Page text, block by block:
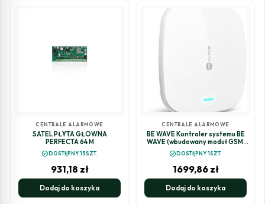
CENTRALE ALARMOWE
SATEL PŁYTA GŁÓWNA
PERFECTA 64 M
check_circleDOSTĘPNY 15SZT.
931,18 zł
Dodaj do koszyka
CENTRALE ALARMOWE
BE WAVE Kontroler systemu BE
WAVE (wbudowany moduł GSM,
zasilanie 9-28 V DC) Smart HUB
Plus LV
check_circleDOSTĘPNY 1SZT.
1699,86 zł
Dodaj do koszyka